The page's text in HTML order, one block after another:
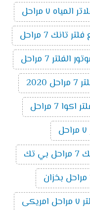
٧ مراحل
تانك 7 مراحل
7 مراحل
2020
اكوا 7 مراحل
تك
امريكى